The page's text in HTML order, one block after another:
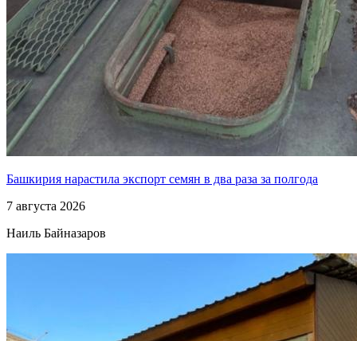
Башкирия нарастила экспорт семян в два раза за полгода
7 августа 2026
Наиль Байназаров